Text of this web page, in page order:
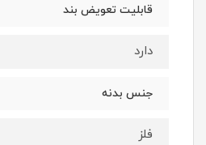
قابلیت تعویض بند
دارد
جنس بدنه
فلز